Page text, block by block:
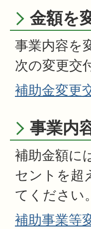
金額を
事業内容を
次の変更交
補助金変更
事業内
補助金額に
セントを超
てください。
補助事業等